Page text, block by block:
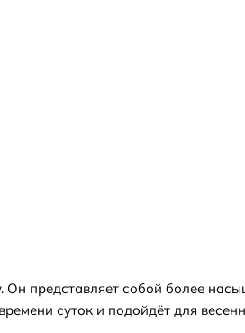
Он представляет собой более
суток и подойдёт для